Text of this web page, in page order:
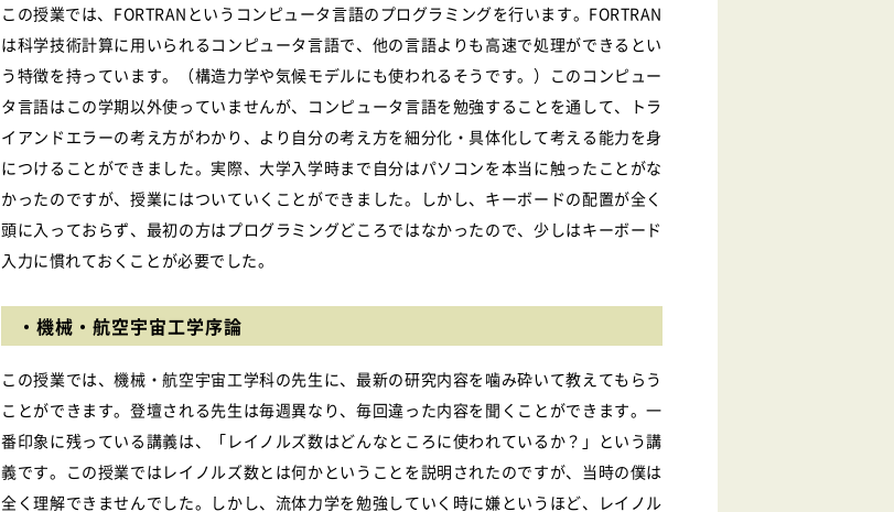
この授業では、FORTRANというコンピュータ言語のプログラミングを行います。FORTRAN
は科学技術計算に用いられるコンピュータ言語で、他の言語よりも高速で処理ができるとい
う特徴を持っています。（構造力学や気候モデルにも使われるそうです。）このコンピュー
タ言語はこの学期以外使っていませんが、コンピュータ言語を勉強することを通して、トラ
イアンドエラーの考え方がわかり、より自分の考え方を細分化・具体化して考える能力を身
につけることができました。実際、大学入学時まで自分はパソコンを本当に触ったことがな
かったのですが、授業にはついていくことができました。しかし、キーボードの配置が全く
頭に入っておらず、最初の方はプログラミングどころではなかったので、少しはキーボード
入力に慣れておくことが必要でした。
・機械・航空宇宙工学序論
この授業では、機械・航空宇宙工学科の先生に、最新の研究内容を噛み砕いて教えてもらう
ことができます。登壇される先生は毎週異なり、毎回違った内容を聞くことができます。一
番印象に残っている講義は、「レイノルズ数はどんなところに使われているか？」という講
義です。この授業ではレイノルズ数とは何かということを説明されたのですが、当時の僕は
全く理解できませんでした。しかし、流体力学を勉強していく時に嫌というほど、レイノル